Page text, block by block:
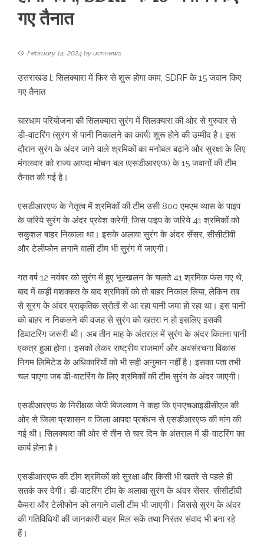
गए तैनात
February 14, 2024 by ucnnews
उत्तराखंड l: सिलक्यारा में फिर से शुरू होगा काम, SDRF के 15 जवान किए
गए तैनात
चारधाम परियोजना की सिलक्यारा सुरंग में सिलक्यारा की ओर से गुरुवार से
डी-वाटरिंग (सुरंग से पानी निकालने का कार्य) शुरू होने की उम्मीद है। इस
दौरान सुरंग के अंदर जाने वाले श्रमिकों का मनोबल बढ़ाने और सुरक्षा के लिए
मंगलवार को राज्य आपदा मोचन बल (एसडीआरएफ) के 15 जवानों की टीम
तैनात की गई है।
एसडीआरएफ के नेतृत्व में श्रमिकों की टीम उसी 800 एमएम व्यास के पाइप
के जरिये सुरंग के अंदर प्रवेश करेगी, जिस पाइप के जरिये 41 श्रमिकों को
सकुशल बाहर निकाला था। इसके अलावा सुरंग के अंदर सेंसर, सीसीटीवी
और टेलीफोन लगाने वाली टीम भी सुरंग में जाएगी।
गत वर्ष 12 नवंबर को सुरंग में हुए भूस्खलन के चलते 41 श्रमिक फंस गए थे,
बाद में कड़ी मशक्कत के बाद श्रमिकों को तो बाहर निकाल लिया, लेकिन तब
से सुरंग के अंदर प्राकृतिक स्रोतों से आ रहा पानी जमा हो रहा था। इस पानी
को बाहर न निकलने की वजह से सुरंग को खतरा न हो इसलिए इसकी
डिवाटरिंग जरूरी थी। अब तीन माह के अंतराल में सुरंग के अंदर कितना पानी
एकत्र हुआ होगा। इसको लेकर राष्ट्रीय राजमार्ग और अवसंरचना विकास
निगम लिमिटेड के अधिकारियों को भी सही अनुमान नहीं है। इसका पता तभी
चल पाएगा जब डी-वाटरिंग के लिए श्रमिकों की टीम सुरंग के अंदर जाएगी।
एसडीआरएफ के निरीक्षक जेपी बिजल्वाण ने कहा कि एनएचआइडीसीएल की
ओर से जिला प्रशासन व जिला आपदा प्रबंधन से एसडीआरएफ की मांग की
गई थी। सिलक्यारा की ओर से तीन से चार दिन के अंतराल में डी-वाटरिंग का
कार्य होना है।
एसडीआरएफ की टीम श्रमिकों को सुरक्षा और किसी भी खतरे से पहले ही
सतर्क कर देगी। डी-वाटरिंग टीम के अलावा सुरंग के अंदर सेंसर, सीसीटीवी
कैमरा और टेलीफोन को लगाने वाली टीम भी जाएगी। जिससे सुरंग के अंदर
की गतिविधियों की जानकारी बाहर मिल सकें तथा निरंतर संवाद भी बना रहे
हैं।